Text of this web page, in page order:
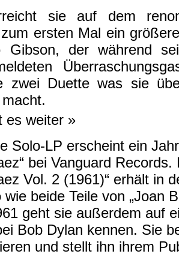
sie auf dem
ersten Mal ein
Gibson, der während
zwei Duette was sie
es weiter »
Solo-LP erscheint ein
bei Vanguard
Vol. 2 (1961)“ erhält in
wie beide Teile von „Joan
geht sie außerdem auf
Bob Dylan kennen. Sie
und stellt ihn ihrem